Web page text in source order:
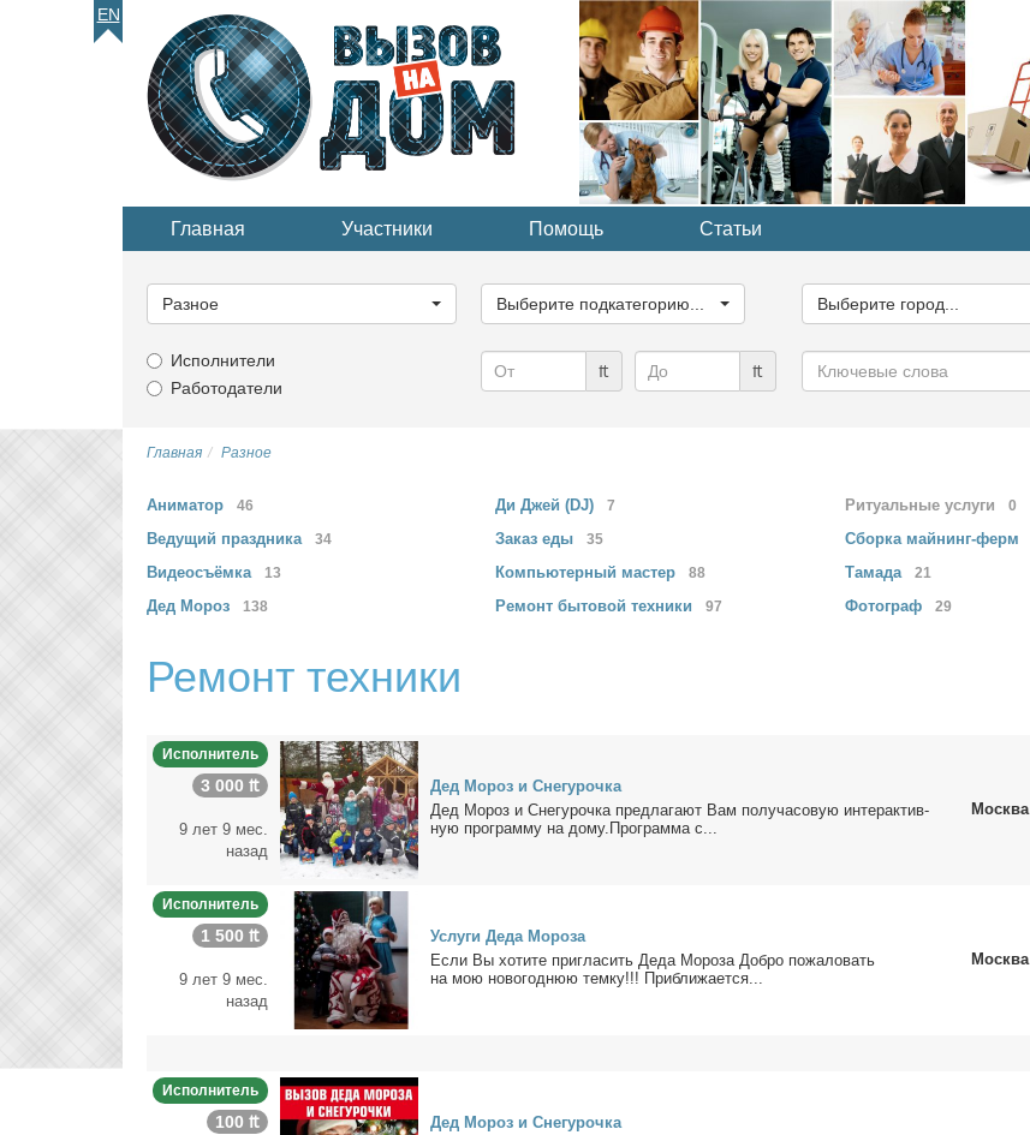
EN
Главная Участники Помощь Статьи
категорию...
Разное
категорию...
Выберите подкатегорию...
город...
Выберите город...
Исполнители
Работодатели
₶ ₶
Ключевые
слова
Главная Разное
Аниматор 46
Ведущий праздника 34
Видеосъёмка 13
Дед Мороз 138
Ди Джей (DJ) 7
Заказ еды 35
Компьютерный мастер 88
Ремонт бытовой техники 97
Ритуальные услуги 0
Сборка майнинг-ферм
Тамада 21
Фотограф 29
Ремонт техники
Исполнитель
3 000 ₶
9 лет 9 мес.
назад
Дед Мо­роз и Сне­гу­роч­ка
Дед Мо­роз и Сне­гу­роч­ка пред­ла­га­ют Вам по­лу­ча­со­вую ин­тер­ак­тив­
ную про­грам­му на до­му.Про­грам­ма с...
Москва
Исполнитель
1 500 ₶
9 лет 9 мес.
назад
Услу­ги Де­да Мо­ро­за
Ес­ли Вы хо­ти­те при­гла­сить Де­да Мо­ро­за Доб­ро по­жа­ло­вать
на мою но­во­год­нюю тем­ку!!! При­бли­жа­ет­ся...
Москва
Исполнитель
100 ₶
Дед Мо­роз и Сне­гу­роч­ка